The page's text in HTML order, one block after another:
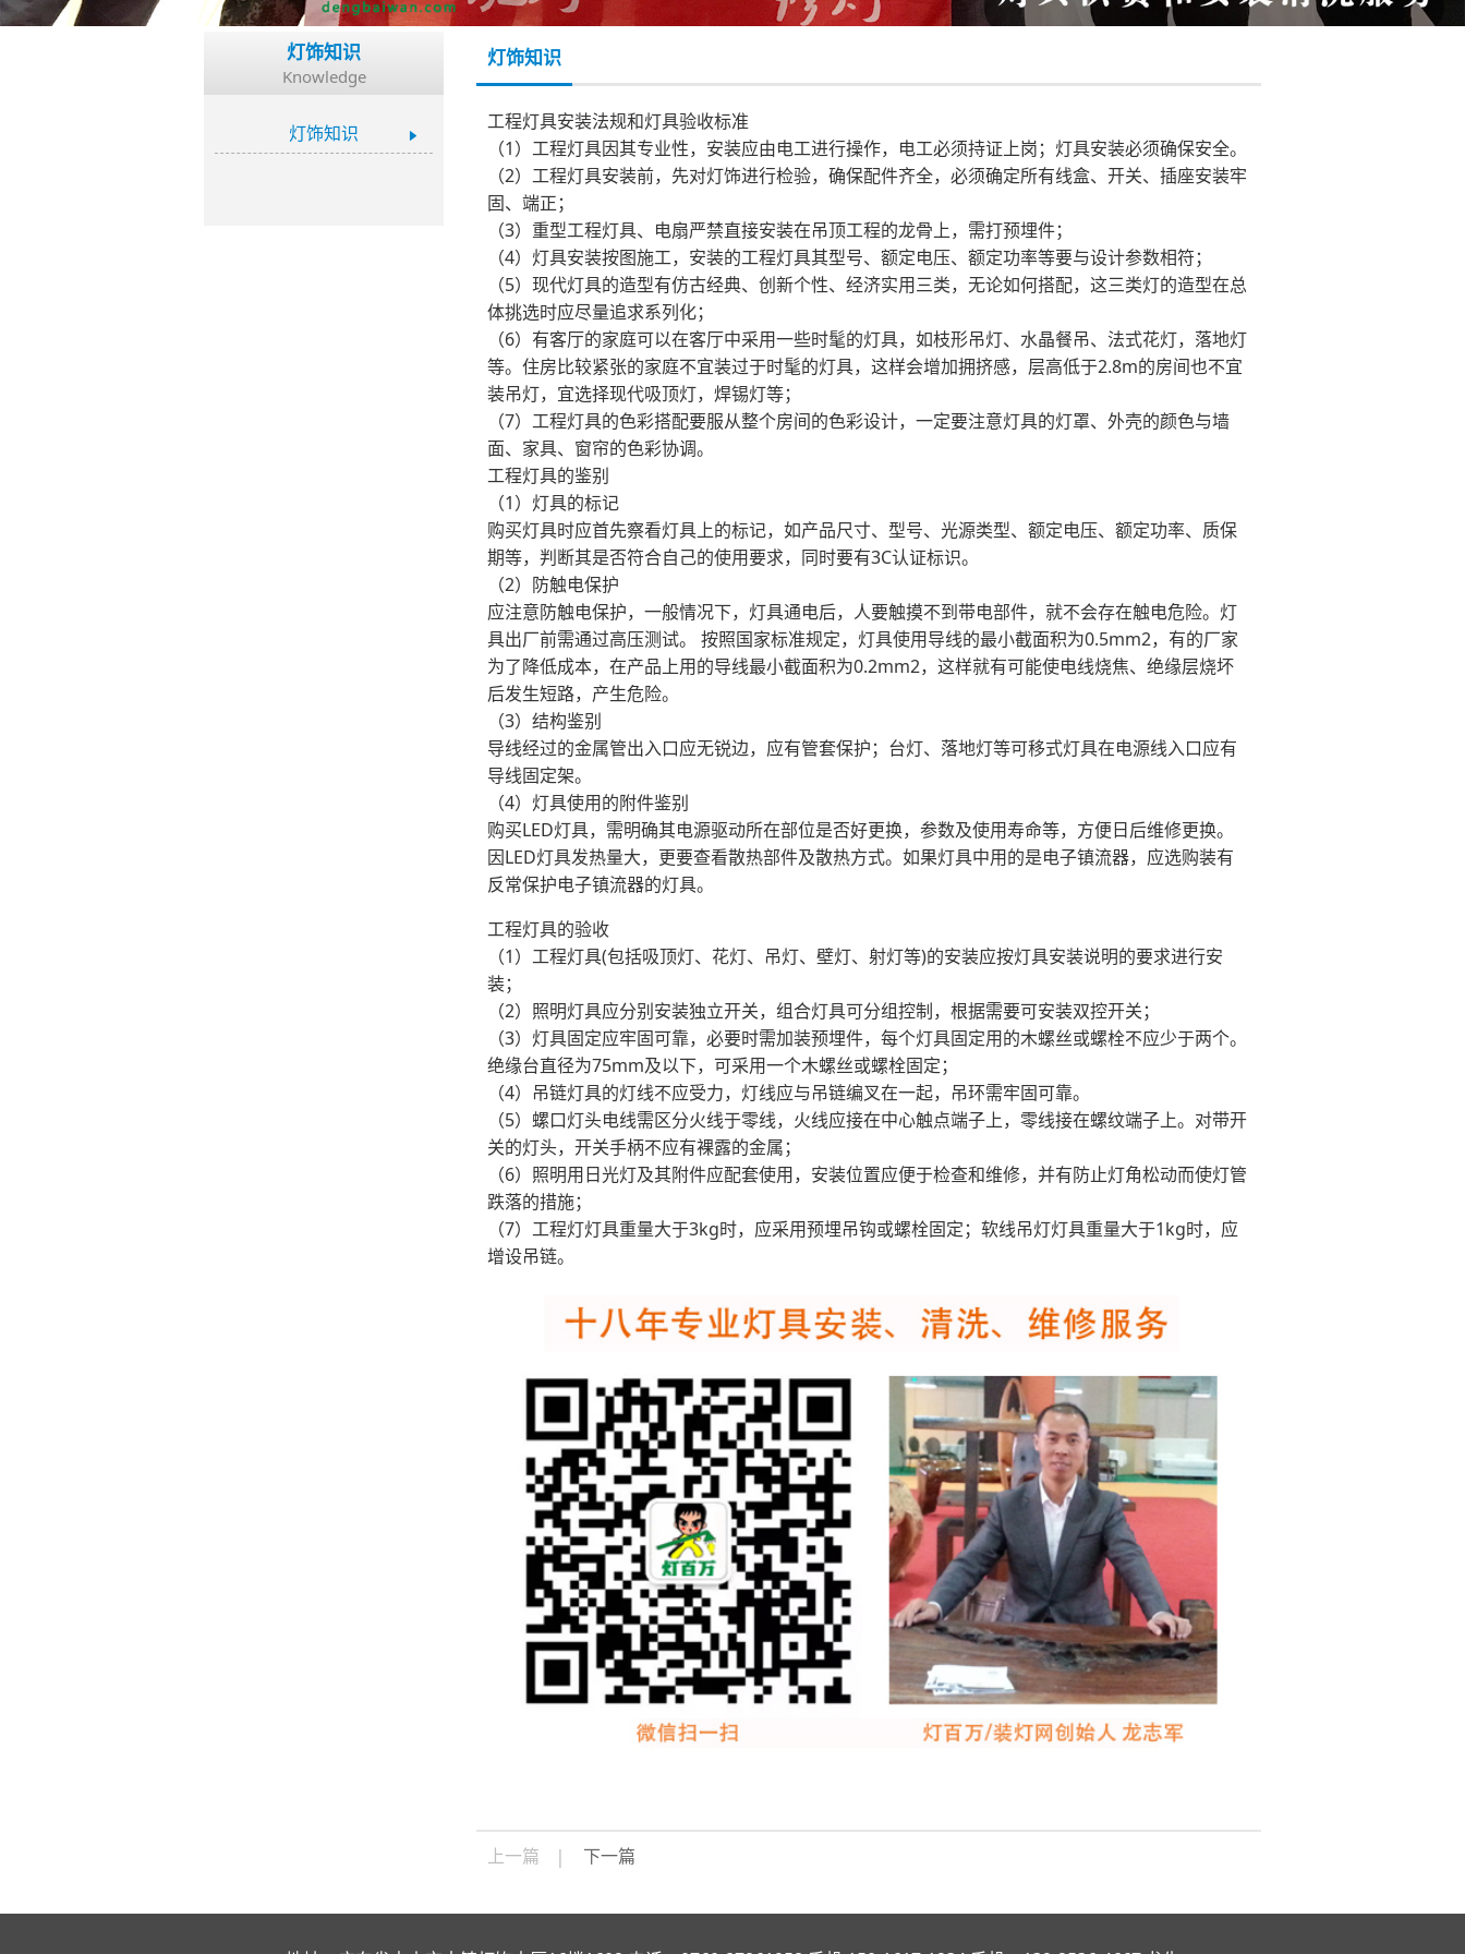
灯饰知识
Knowledge
灯饰知识
灯饰知识
工程灯具安装法规和灯具验收标准
（1）工程灯具因其专业性，安装应由电工进行操作，电工必须持证上岗；灯具安装必须确保安全。
（2）工程灯具安装前，先对灯饰进行检验，确保配件齐全，必须确定所有线盒、开关、插座安装牢
固、端正；
（3）重型工程灯具、电扇严禁直接安装在吊顶工程的龙骨上，需打预埋件；
（4）灯具安装按图施工，安装的工程灯具其型号、额定电压、额定功率等要与设计参数相符；
（5）现代灯具的造型有仿古经典、创新个性、经济实用三类，无论如何搭配，这三类灯的造型在总
体挑选时应尽量追求系列化；
（6）有客厅的家庭可以在客厅中采用一些时髦的灯具，如枝形吊灯、水晶餐吊、法式花灯，落地灯
等。住房比较紧张的家庭不宜装过于时髦的灯具，这样会增加拥挤感，层高低于2.8m的房间也不宜
装吊灯，宜选择现代吸顶灯，焊锡灯等；
（7）工程灯具的色彩搭配要服从整个房间的色彩设计，一定要注意灯具的灯罩、外壳的颜色与墙
面、家具、窗帘的色彩协调。
工程灯具的鉴别
（1）灯具的标记
购买灯具时应首先察看灯具上的标记，如产品尺寸、型号、光源类型、额定电压、额定功率、质保
期等，判断其是否符合自己的使用要求，同时要有3C认证标识。
（2）防触电保护
应注意防触电保护，一般情况下，灯具通电后，人要触摸不到带电部件，就不会存在触电危险。灯
具出厂前需通过高压测试。 按照国家标准规定，灯具使用导线的最小截面积为0.5mm2，有的厂家
为了降低成本，在产品上用的导线最小截面积为0.2mm2，这样就有可能使电线烧焦、绝缘层烧坏
后发生短路，产生危险。
（3）结构鉴别
导线经过的金属管出入口应无锐边，应有管套保护；台灯、落地灯等可移式灯具在电源线入口应有
导线固定架。
（4）灯具使用的附件鉴别
购买LED灯具，需明确其电源驱动所在部位是否好更换，参数及使用寿命等，方便日后维修更换。
因LED灯具发热量大，更要查看散热部件及散热方式。如果灯具中用的是电子镇流器，应选购装有
反常保护电子镇流器的灯具。
工程灯具的验收
（1）工程灯具(包括吸顶灯、花灯、吊灯、壁灯、射灯等)的安装应按灯具安装说明的要求进行安
装；
（2）照明灯具应分别安装独立开关，组合灯具可分组控制，根据需要可安装双控开关；
（3）灯具固定应牢固可靠，必要时需加装预埋件，每个灯具固定用的木螺丝或螺栓不应少于两个。
绝缘台直径为75mm及以下，可采用一个木螺丝或螺栓固定；
（4）吊链灯具的灯线不应受力，灯线应与吊链编叉在一起，吊环需牢固可靠。
（5）螺口灯头电线需区分火线于零线，火线应接在中心触点端子上，零线接在螺纹端子上。对带开
关的灯头，开关手柄不应有裸露的金属；
（6）照明用日光灯及其附件应配套使用，安装位置应便于检查和维修，并有防止灯角松动而使灯管
跌落的措施；
（7）工程灯灯具重量大于3kg时，应采用预埋吊钩或螺栓固定；软线吊灯灯具重量大于1kg时，应
增设吊链。
上一篇 下一篇